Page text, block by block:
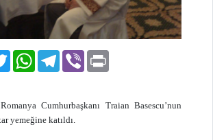
TwitterWhatsAppTelegram
Viber
Cumhurbaşkanı Traian Basescu’nun
yemeğine katıldı.